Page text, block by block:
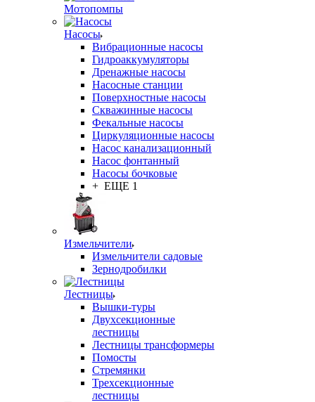
Мотопомпы
Насосы
Вибрационные насосы
Гидроаккумуляторы
Дренажные насосы
Насосные станции
Поверхностные насосы
Скважинные насосы
Фекальные насосы
Циркуляционные насосы
Насос канализационный
Насос фонтанный
Насосы бочковые
+ ЕЩЕ 1
Измельчители
Измельчители садовые
Зернодробилки
Лестницы
Вышки-туры
Двухсекционные
лестницы
Лестницы трансформеры
Помосты
Стремянки
Трехсекционные
лестницы